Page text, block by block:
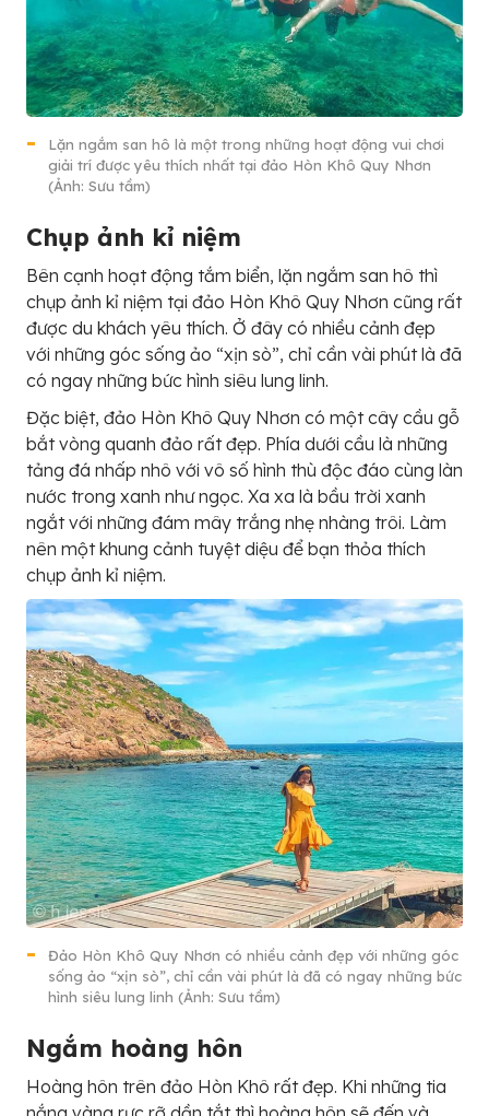
Lặn ngắm san hô là một trong những hoạt động vui chơi
giải trí được yêu thích nhất tại đảo Hòn Khô Quy Nhơn
(Ảnh: Sưu tầm)
Chụp ảnh kỉ niệm
Bên cạnh hoạt động tắm biển, lặn ngắm san hô thì
chụp ảnh kỉ niệm tại đảo Hòn Khô Quy Nhơn cũng rất
được du khách yêu thích. Ở đây có nhiều cảnh đẹp
với những góc sống ảo “xịn sò”, chỉ cần vài phút là đã
có ngay những bức hình siêu lung linh.
Đặc biệt, đảo Hòn Khô Quy Nhơn có một cây cầu gỗ
bắt vòng quanh đảo rất đẹp. Phía dưới cầu là những
tảng đá nhấp nhô với vô số hình thù độc đáo cùng làn
nước trong xanh như ngọc. Xa xa là bầu trời xanh
ngắt với những đám mây trắng nhẹ nhàng trôi. Làm
nên một khung cảnh tuyệt diệu để bạn thỏa thích
chụp ảnh kỉ niệm.
Đảo Hòn Khô Quy Nhơn có nhiều cảnh đẹp với những góc
sống ảo “xịn sò”, chỉ cần vài phút là đã có ngay những bức
hình siêu lung linh (Ảnh: Sưu tầm)
Ngắm hoàng hôn
Hoàng hôn trên đảo Hòn Khô rất đẹp. Khi những tia